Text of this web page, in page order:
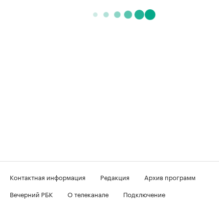
Контактная информация Редакция
Архив программ
Вечерний РБК
О телеканале
Подключение